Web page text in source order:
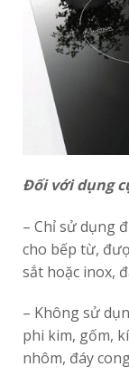
Đối với dụng
– Chỉ sử dụng
cho bếp từ,
sắt hoặc inox,
– Không sử
phi kim, gốm,
nhôm, đáy